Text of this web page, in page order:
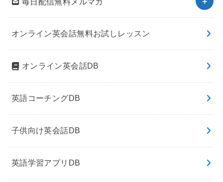
オンライン英会話無料お試しレッスン
オンライン英会話DB
英語コーチングDB
子供向け英会話DB
英語学習アプリDB